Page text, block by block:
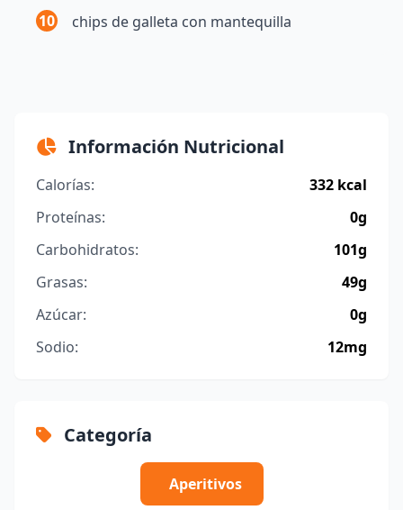
10
chips de galleta con mantequilla
Información Nutricional
Calorías:
332 kcal
Proteínas:
0g
Carbohidratos:
101g
Grasas:
49g
Azúcar:
0g
Sodio:
12mg
Categoría
Aperitivos